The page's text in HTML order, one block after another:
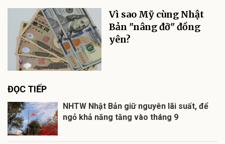
Vì sao Mỹ cùng Nhật
Bản "nâng đỡ" đồng
yên?
ĐỌC TIẾP
NHTW Nhật Bản giữ nguyên lãi suất, để
ngỏ khả năng tăng vào tháng 9